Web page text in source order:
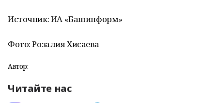
Источник: ИА «Башинформ»
Фото: Розалия Хисаева
Автор:
Читайте нас